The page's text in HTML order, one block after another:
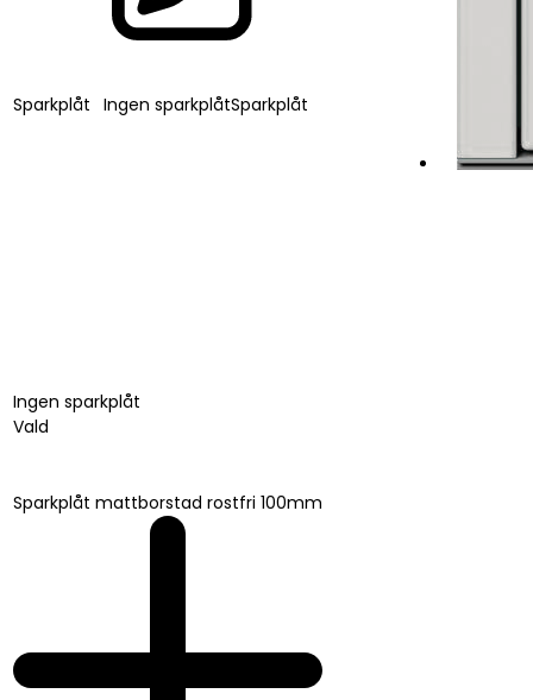
Sparkplåt Ingen sparkplåtSparkplåt
Ingen sparkplåt
Vald
Sparkplåt mattborstad rostfri 100mm